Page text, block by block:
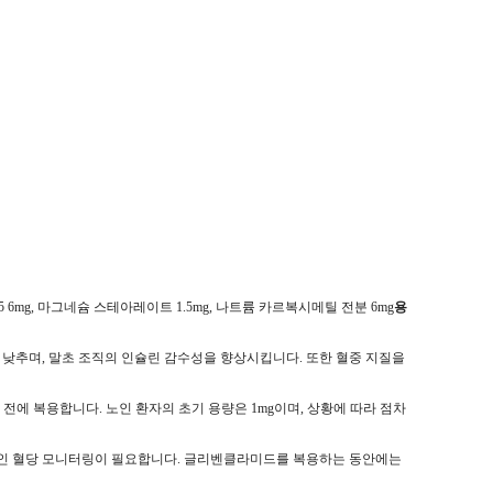
6mg, 마그네슘 스테아레이트 1.5mg, 나트륨 카르복시메틸 전분 6mg용
추며, 말초 조직의 인슐린 감수성을 향상시킵니다. 또한 혈중 지질을
에 복용합니다. 노인 환자의 초기 용량은 1mg이며, 상황에 따라 점차
혈당 모니터링이 필요합니다. 글리벤클라미드를 복용하는 동안에는